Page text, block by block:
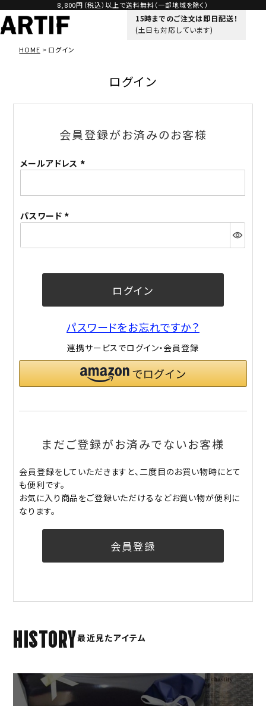
8,800円（税込）以上で送料無料（一部地域を除く）
15時までのご注文は即日配送！
(土日も対応しています)
HOME ログイン
ログイン
会員登録がお済みのお客様
メールアドレス
パスワード
ログイン
パスワードをお忘れですか？
連携サービスでログイン・会員登録
まだご登録がお済みでないお客様
会員登録をしていただきますと、二度目のお買い物時にとて
も便利です。
お気に入り商品をご登録いただけるなどお買い物が便利に
なります。
会員登録
HISTORY最近見たアイテム